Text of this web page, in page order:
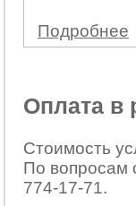
Подробнее
Оплата в
Стоимость
По вопросам
774-17-71.